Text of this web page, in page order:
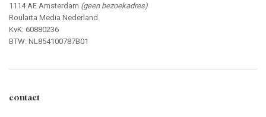
1114 AE Amsterdam (geen bezoekadres)
Roularta Media Nederland
KvK: 60880236
BTW: NL854100787B01
contact